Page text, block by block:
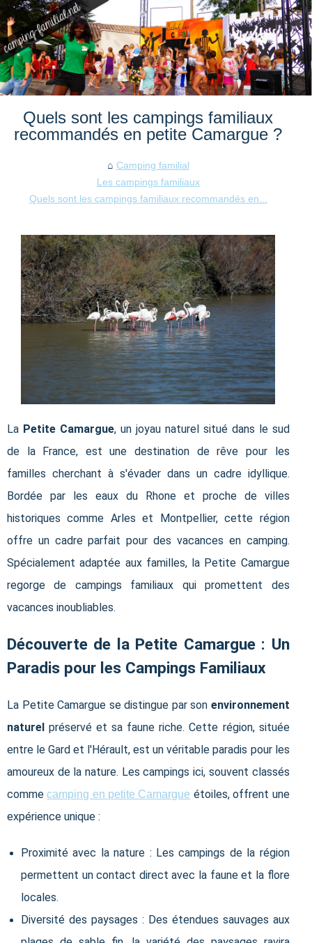
Quels sont les campings familiaux
recommandés en petite Camargue ?
Camping familial
Les campings familiaux
Quels sont les campings familiaux recommandés en...
La Petite Camargue, un joyau naturel situé dans le sud
de la France, est une destination de rêve pour les
familles cherchant à s'évader dans un cadre idyllique.
Bordée par les eaux du Rhone et proche de villes
historiques comme Arles et Montpellier, cette région
offre un cadre parfait pour des vacances en camping.
Spécialement adaptée aux familles, la Petite Camargue
regorge de campings familiaux qui promettent des
vacances inoubliables.
Découverte de la Petite Camargue : Un
Paradis pour les Campings Familiaux
La Petite Camargue se distingue par son environnement
naturel préservé et sa faune riche. Cette région, située
entre le Gard et l'Hérault, est un véritable paradis pour les
amoureux de la nature. Les campings ici, souvent classés
commecamping en petite Camargue étoiles, offrent une
expérience unique :
Proximité avec la nature : Les campings de la région
permettent un contact direct avec la faune et la flore
locales.
Diversité des paysages : Des étendues sauvages aux